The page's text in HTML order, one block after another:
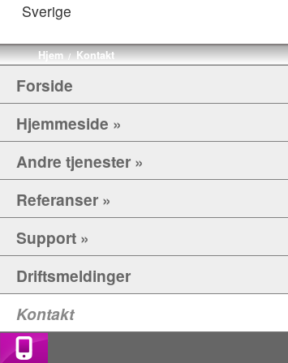
Sverige
Hjem / Kontakt
Forside
Hjemmeside »
Andre tjenester »
Referanser »
Support »
Driftsmeldinger
Kontakt